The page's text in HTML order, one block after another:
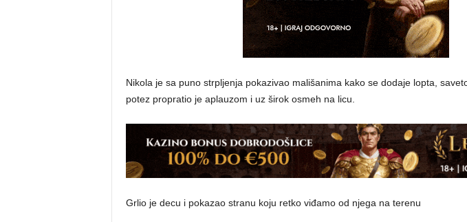
Nikola je sa puno strpljenja pokazivao mališanima kako se dodaje lopta,
potez propratio je aplauzom i uz širok osmeh na licu.
Grlio je decu i pokazao stranu koju retko viđamo od njega na terenu